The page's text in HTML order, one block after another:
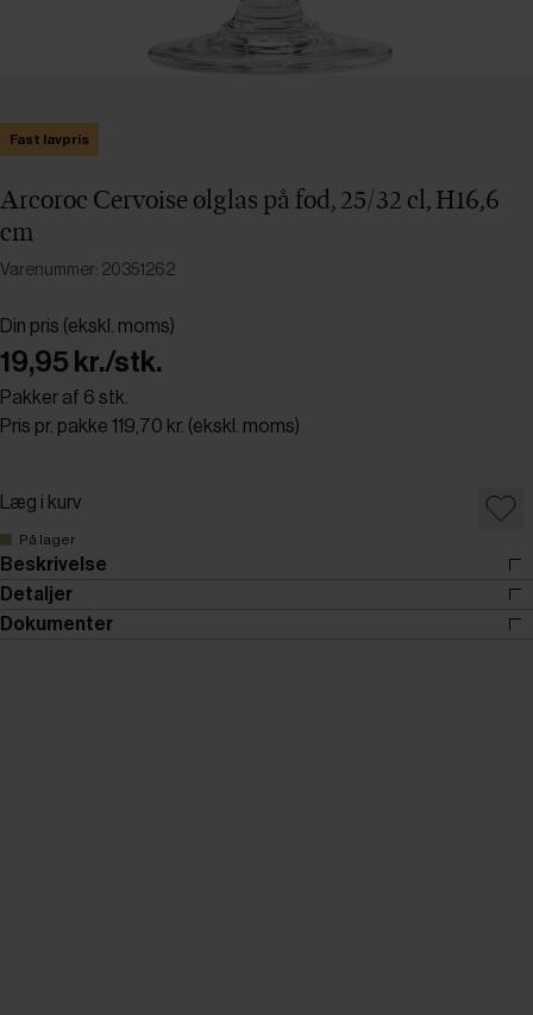
Fast lavpris
Arcoroc Cervoise ølglas på fod, 25/32 cl, H16,6
cm
Varenummer: 20351262
Din pris (ekskl. moms)
19,95 kr./stk.
Pakker af 6 stk.
Pris pr. pakke 119,70 kr. (ekskl. moms)
Læg i kurv
På lager
Beskrivelse
Detaljer
Dokumenter